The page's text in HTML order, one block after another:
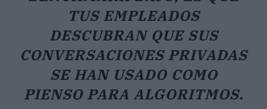
TUS EMPLEADOS
DESCUBRAN QUE SUS
CONVERSACIONES PRIVADAS
SE HAN USADO COMO
PIENSO PARA ALGORITMOS.